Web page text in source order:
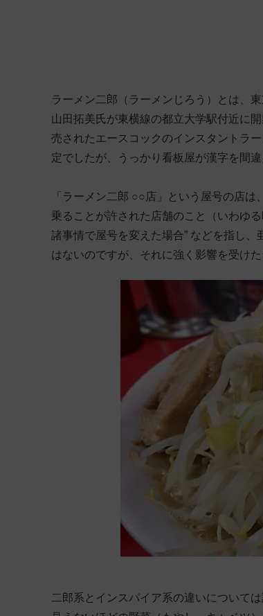
ラーメン二郎（ラーメンじろう）とは、
山田拓美氏が東横線の都立大学駅付近に
売されたエースコックのインスタントラ
定でしたが、うっかり看板屋が漢字を間
「ラーメン二郎 ○○店」という屋号の店
乗ることが許された店舗のこと（いわゆ
諸事情で屋号を変えた場合” などを指し
はないのですが、それに強く影響を受け
二郎系とインスパイア系の違いについて